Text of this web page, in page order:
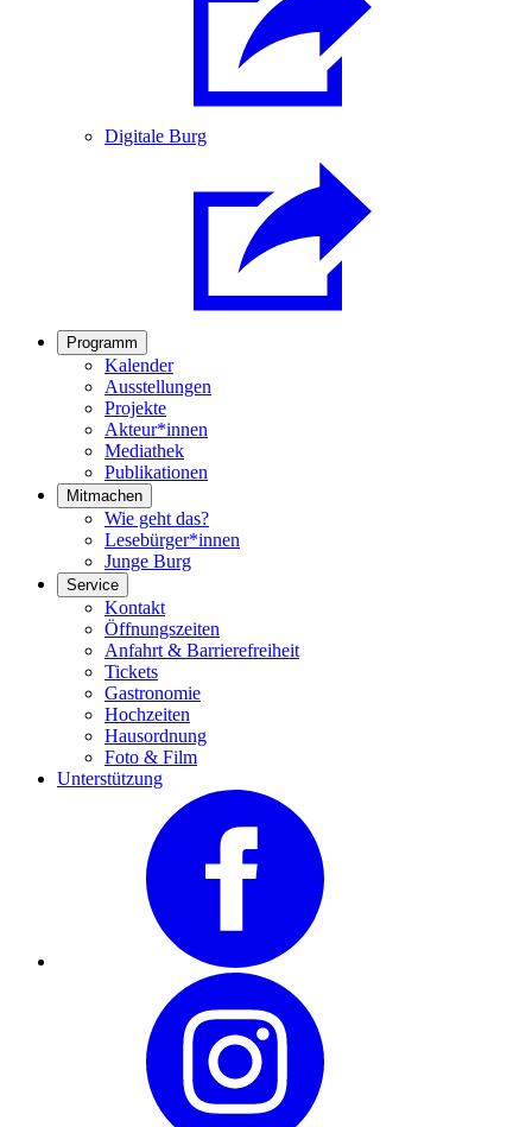
Digitale Burg
Programm
Kalender
Ausstellungen
Projekte
Akteur*innen
Mediathek
Publikationen
Mitmachen
Wie geht das?
Lesebürger*innen
Junge Burg
Service
Kontakt
Öffnungszeiten
Anfahrt & Barrierefreiheit
Tickets
Gastronomie
Hochzeiten
Hausordnung
Foto & Film
Unterstützung